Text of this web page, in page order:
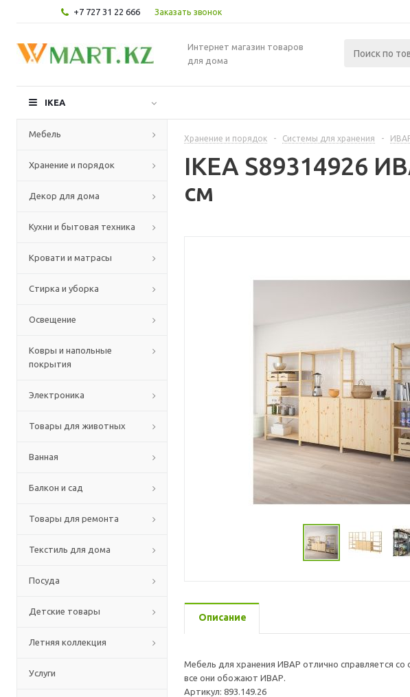
+7 727 31 22 666 Заказать звонок
Интернет магазин товаров
для дома
IKEA
Мебель
Хранение и порядок
Декор для дома
Кухни и бытовая техника
Кровати и матрасы
Стирка и уборка
Освещение
Ковры и напольные
покрытия
Электроника
Товары для животных
Ванная
Балкон и сад
Товары для ремонта
Текстиль для дома
Посуда
Детские товары
Летняя коллекция
Услуги
Хранение и порядок - Системы для хранения -
IKEA S89314926
см
Описание
Мебель для хранения ИВАР отлично справляется
все они обожают ИВАР.
Артикул: 893.149.26